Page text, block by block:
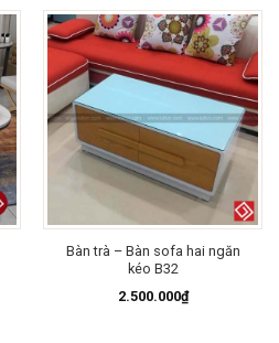
Bàn trà – Bàn sofa hai ngăn
kéo B32
2.500.000₫